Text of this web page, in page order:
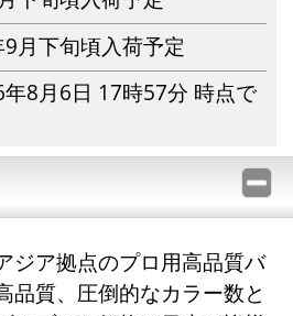
月下旬頃入荷予定
8月6日 17時57分 時点で
ジア拠点のプロ用高品質バ
品質、圧倒的なカラー数と